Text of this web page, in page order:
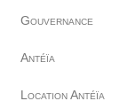
Gouvernance
Antéïa
Location Antéïa